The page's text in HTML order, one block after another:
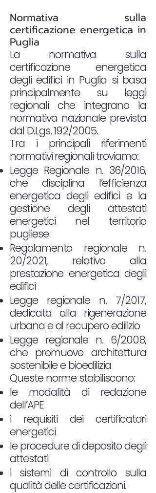
Normativa sulla
certificazione energetica in
Puglia
La normativa sulla
certificazione energetica
degli edifici in Puglia si basa
principalmente su leggi
regionali che integrano la
normativa nazionale prevista
dal D.Lgs. 192/2005.
Tra i principali riferimenti
normativi regionali troviamo:
Legge Regionale n. 36/2016,
che disciplina l’efficienza
energetica degli edifici e la
gestione degli attestati
energetici nel territorio
pugliese
Regolamento regionale n.
20/2021, relativo alla
prestazione energetica degli
edifici
Legge regionale n. 7/2017,
dedicata alla rigenerazione
urbana e al recupero edilizio
Legge regionale n. 6/2008,
che promuove architettura
sostenibile e bioedilizia
Queste norme stabiliscono:
le modalità di redazione
dell’APE
i requisiti dei certificatori
energetici
le procedure di deposito degli
attestati
i sistemi di controllo sulla
qualità delle certificazioni.